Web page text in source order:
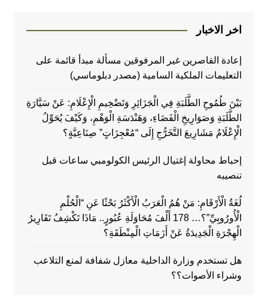
اخر الاخبار
إعادة القاصرين غير المرفوقين مسألة مبدأ قائمة على
التعليمات الملكية السامية (مصدر دبلوماسي)
بَيْنَ طُمُوحِ الطَّلَبَةِ فِي الْجَزَائِرِ وَتَضْخِيمِ الْإِعْلَامِ: عَنْ سَيَّارَةِ
الطَّلَبَةِ وَصَوَارِيخِ الْفَضَاءِ، وَهَنْدَسَةِ الْوَهْمِ، وَكَيْفَ يُحَوِّلُ
الْإِعْلَامُ مَشَارِيعَ التَّخَرُّجِ إِلَى “مُعْجِزَاتٍ” صِنَاعِيَّةٍ؟
إحباط محاولة إغتيال الرئيس الكولومبي ساعات قبل
تنصيبه
لُغَةُ الْأَرْقَامِ: مَنْ هُمُ الْعَرَبُ الْأَكْثَرُ بَحْثًا عَنِ “الْحُلْمِ
الْأُورُوبِيِّ”؟… 178 أَلْفَ مُحَاوَلَةِ عُبُورٍ.. مَاذَا تَكْشِفُ تَقَارِيرُ
الْهِجْرَةِ الْجَدِيدَةُ عَنْ أَزَمَاتِ الْمِنْطَقَةِ؟
هل تستخدم وزارة الداخلية معازل شفافة لمنع التلاعب
وشراء الأصوات؟؟